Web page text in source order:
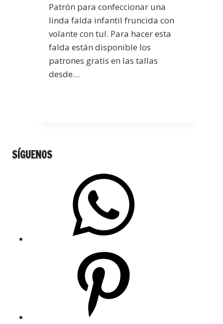
Patrón para confeccionar una
linda falda infantil fruncida con
volante con tul. Para hacer esta
falda están disponible los
patrones gratis en las tallas
desde…
SÍGUENOS